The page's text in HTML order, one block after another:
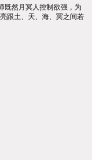
既然月冥人控制欲强，为
跟土、天、海、冥之间若